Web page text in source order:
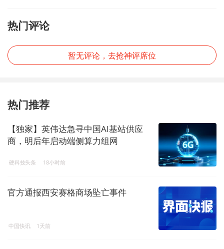
热门评论
暂无评论，去抢神评席位
热门推荐
【独家】英伟达急寻中国AI基站供应
商，明后年启动端侧算力组网
硬科技头条 18小时前
官方通报西安赛格商场坠亡事件
中国快讯 1天前